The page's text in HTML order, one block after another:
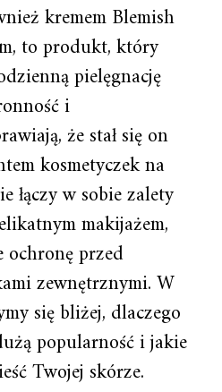
kremem Blemish
to produkt, który
pielęgnację
i
że stał się on
kosmetyczek na
łączy w sobie zalety
makijażem,
ochronę przed
zewnętrznymi. W
się bliżej, dlaczego
popularność i jakie
Twojej skórze.